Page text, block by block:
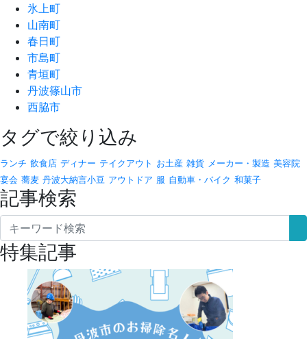
氷上町
山南町
春日町
市島町
青垣町
丹波篠山市
西脇市
タグで絞り込み
ランチ 飲食店 ディナー テイクアウト お土産 雑貨 メーカー・製造 美容院
宴会 蕎麦 丹波大納言小豆 アウトドア 服 自動車・バイク 和菓子
記事検索
特集記事